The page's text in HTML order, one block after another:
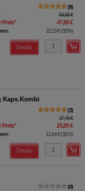
8
69,98 €
Preis* 47,85 €
22,13 €(32%)
Details
Kaps.Kombi
3
37,49 €
Preis* 25,85 €
11,64 €(31%)
Details
0